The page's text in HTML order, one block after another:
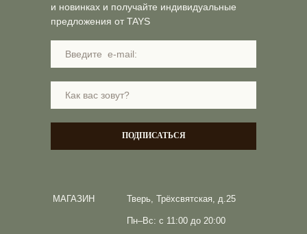
Тверь, Трёхсвятская, д.25
Пн–Вс: с 11:00 до 20:00
МАГАЗИН
и новинках и получайте индивидуальные
предложения от TAYS
ПОДПИСАТЬСЯ